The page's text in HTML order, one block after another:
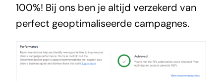
100%! Bij ons ben je altijd verzekerd van
perfect geoptimaliseerde campagnes.